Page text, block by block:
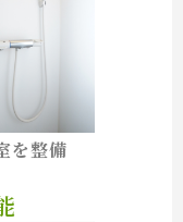
を整備